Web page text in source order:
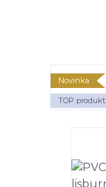
Novinka
TOP produkt